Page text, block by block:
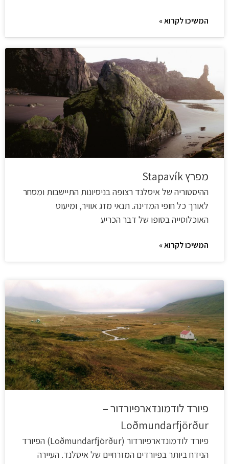
המשיכו לקרוא »
מפרץ Stapavík
ההיסטוריה של איסלנד רצופה בניסיונות התיישבות ומסחר
לאורך כל חופי המדינה. תנאי מזג אוויר, ומיעוט
האוכלוסייה בסופו של דבר הכריע
המשיכו לקרוא »
פיורד לודמונדארפיורדור –
Loðmundarfjörður
פיורד לודמונדארפיורדור (Loðmundarfjörður) הפיורד
הנידח ביותר בפיורדים המזרחיים של איסלנד. העיירה